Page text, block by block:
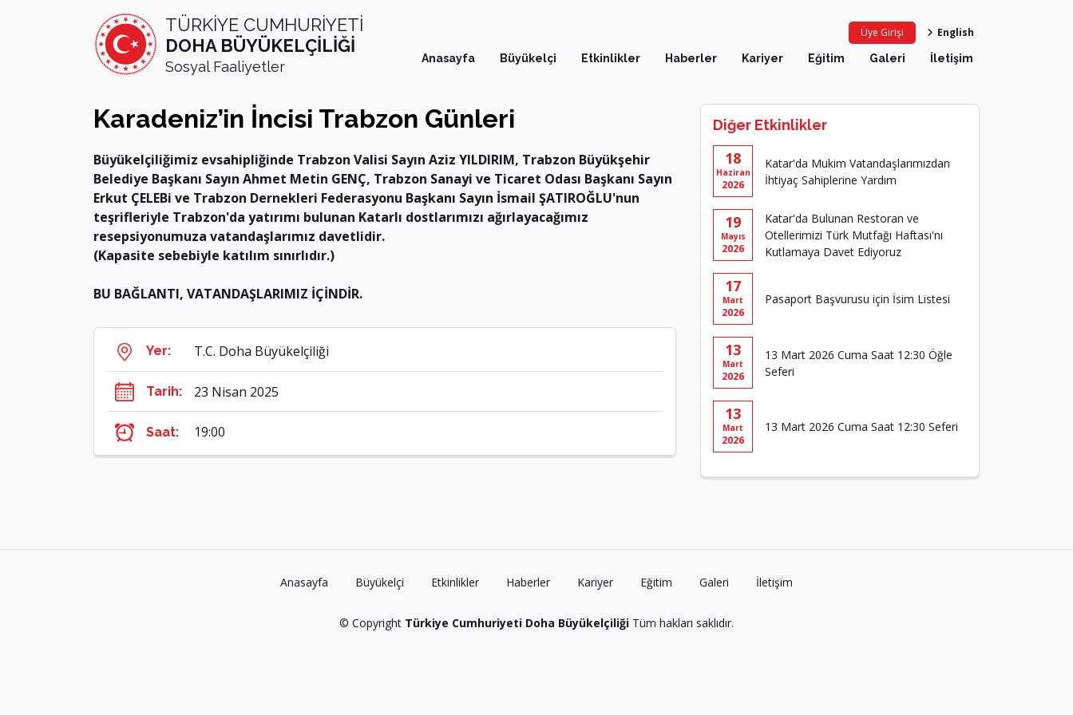
TÜRKİYE CUMHURİYETİ
DOHA BÜYÜKELÇİLİĞİ
Sosyal Faaliyetler Anasayfa Büyükelçi Etkinlikler Haberler Kariyer Eğitim Galeri İletişim
Üye Girişi English
Karadeniz’in İncisi Trabzon Günleri
Büyükelçiliğimiz evsahipliğinde Trabzon Valisi Sayın Aziz YILDIRIM, Trabzon Büyükşehir
Belediye Başkanı Sayın Ahmet Metin GENÇ, Trabzon Sanayi ve Ticaret Odası Başkanı Sayın
Erkut ÇELEBi ve Trabzon Dernekleri Federasyonu Başkanı Sayın İsmail ŞATIROĞLU'nun
teşrifleriyle Trabzon'da yatırımı bulunan Katarlı dostlarımızı ağırlayacağımız
resepsiyonumuza vatandaşlarımız davetlidir.
(Kapasite sebebiyle katılım sınırlıdır.)
BU BAĞLANTI, VATANDAŞLARIMIZ İÇİNDİR.
Yer: T.C. Doha Büyükelçiliği
Tarih: 23 Nisan 2025
Saat: 19:00
Diğer Etkinlikler
18
Haziran
2026
Katar'da Mukim Vatandaşlarımızdan
İhtiyaç Sahiplerine Yardım
19
Mayıs
2026
Katar'da Bulunan Restoran ve
Otellerimizi Türk Mutfağı Haftası'nı
Kutlamaya Davet Ediyoruz
17
Mart
2026
Pasaport Başvurusu için İsim Listesi
13
Mart
2026
13 Mart 2026 Cuma Saat 12:30 Öğle
Seferi
13
Mart
2026
13 Mart 2026 Cuma Saat 12:30 Seferi
Anasayfa Büyükelçi Etkinlikler Haberler Kariyer Eğitim Galeri İletişim
© Copyright Türkiye Cumhuriyeti Doha Büyükelçiliği Tüm hakları saklıdır.